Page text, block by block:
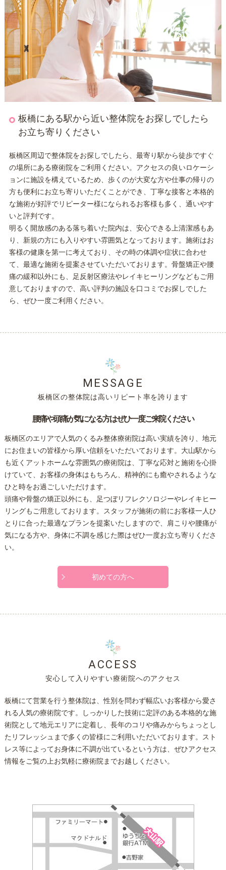
板橋にある駅から近い整体院をお探しでしたら
お立ち寄りください
板橋区周辺で整体院をお探しでしたら、最寄り駅から徒歩ですぐ
の場所にある療術院をご利用ください。アクセスの良いロケーシ
ョンに施設を構えているため、歩くのが大変な方や仕事の帰りの
方も便利にお立ち寄りいただくことができ、丁寧な接客と本格的
な施術が好評でリピーター様になられるお客様も多く、通いやす
いと評判です。
明るく開放感のある落ち着いた院内は、安心できる上清潔感もあ
り、新規の方にも入りやすい雰囲気となっております。施術はお
客様の健康を第一に考えており、その時の体調や症状に合わせ
て、最適な施術を提案させていただいております。骨盤矯正や腰
痛の緩和以外にも、足反射区療法やレイキヒーリングなどもご用
意しておりますので、高い評判の施設を口コミでお探しでした
ら、ぜひ一度ご利用ください。
板橋区の整体院は高いリピート率を誇ります
MESSAGE
腰痛や頭痛が気になる方はぜひ一度ご来院ください
板橋区のエリアで人気のくるみ整体療術院は高い実績を誇り、地元
にお住まいの皆様から厚い信頼をいただいております。大山駅から
も近くアットホームな雰囲気の療術院は、丁寧な応対と施術を心掛
けていて、お客様の身体はもちろん、精神的にも癒やされるような
ひと時をお過ごしいただけます。
頭痛や骨盤の矯正以外にも、
足つぼリフレクソロジーやレイキヒー
リングもご用意しております。スタッフが施術の前にお客様一人ひ
とりに合った最適なプランを提案いたしますので、肩こりや腰痛が
気になる方や、身体に不調を感じた際はぜひ一度お立ち寄りくださ
い。
初めての方へ
安心して入りやすい療術院へのアクセス
ACCESS
板橋にて営業を行う整体院は、性別を問わず幅広いお客様から愛さ
れる人気の療術院です。しっかりした技術に定評のある本格的な施
術院として地元エリアに定着し、長年のコリや痛みからちょっとし
たリフレッシュまで多くの皆様にご利用いただいております。スト
レス等によってお身体に不調が出ているという方は、ぜひアクセス
情報をご覧の上お気軽に療術院までお越しください。